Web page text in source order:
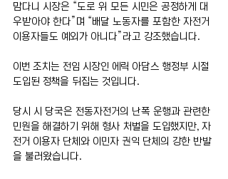
맘다니 시장은 “도로 위 모든 시민은 공정하게 대
우받아야 한다”며 “배달 노동자를 포함한 자전거
이용자들도 예외가 아니다”라고 강조했습니다.
이번 조치는 전임 시장인 에릭 아담스 행정부 시절
도입된 정책을 뒤집는 것입니다.
당시 시 당국은 전동자전거의 난폭 운행과 관련한
민원을 해결하기 위해 형사 처벌을 도입했지만, 자
전거 이용자 단체와 이민자 권익 단체의 강한 반발
을 불러왔습니다.